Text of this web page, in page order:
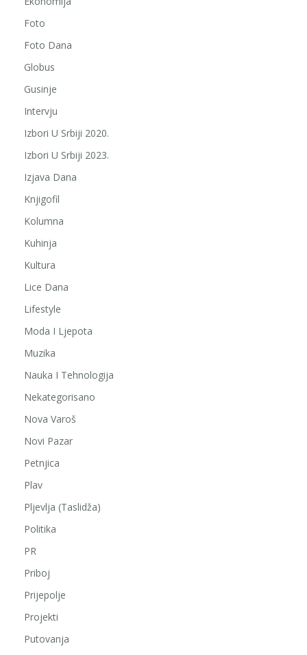
Foto
Foto Dana
Globus
Gusinje
Intervju
Izbori U Srbiji 2020.
Izbori U Srbiji 2023.
Izjava Dana
Knjigofil
Kolumna
Kuhinja
Kultura
Lice Dana
Lifestyle
Moda I Ljepota
Muzika
Nauka I Tehnologija
Nekategorisano
Nova Varoš
Novi Pazar
Petnjica
Plav
Pljevlja (Taslidža)
Politika
PR
Priboj
Prijepolje
Projekti
Putovanja